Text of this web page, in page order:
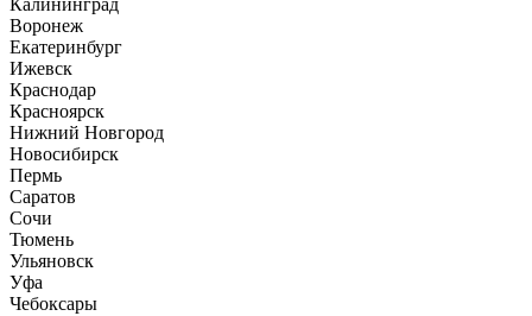
Калининград
Воронеж
Екатеринбург
Ижевск
Краснодар
Красноярск
Нижний Новгород
Новосибирск
Пермь
Саратов
Сочи
Тюмень
Ульяновск
Уфа
Чебоксары